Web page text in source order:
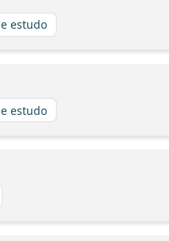
estudo
estudo